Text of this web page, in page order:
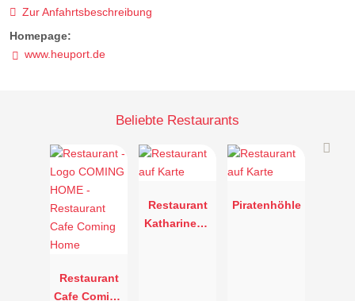
Zur Anfahrtsbeschreibung
Homepage:
www.heuport.de
Beliebte Restaurants
Restaurant
Cafe Coming
Restaurant
Katharinenh
Piratenhöhle